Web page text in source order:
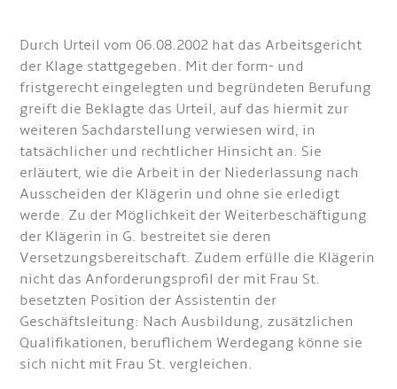
Durch Urteil vom 06.08.2002 hat das Arbeitsgericht
der Klage stattgegeben. Mit der form- und
fristgerecht eingelegten und begründeten Berufung
greift die Beklagte das Urteil, auf das hiermit zur
weiteren Sachdarstellung verwiesen wird, in
tatsächlicher und rechtlicher Hinsicht an. Sie
erläutert, wie die Arbeit in der Niederlassung nach
Ausscheiden der Klägerin und ohne sie erledigt
werde. Zu der Möglichkeit der Weiterbeschäftigung
der Klägerin in G. bestreitet sie deren
Versetzungsbereitschaft. Zudem erfülle die Klägerin
nicht das Anforderungsprofil der mit Frau St.
besetzten Position der Assistentin der
Geschäftsleitung: Nach Ausbildung, zusätzlichen
Qualifikationen, beruflichem Werdegang könne sie
sich nicht mit Frau St. vergleichen.